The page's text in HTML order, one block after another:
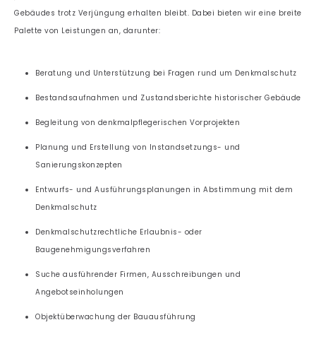
Gebäudes trotz Verjüngung erhalten bleibt. Dabei bieten wir eine breite
Palette von Leistungen an, darunter:
Beratung und Unterstützung bei Fragen rund um Denkmalschutz
Bestandsaufnahmen und Zustandsberichte historischer Gebäude
Begleitung von denkmalpflegerischen Vorprojekten
Planung und Erstellung von Instandsetzungs- und
Sanierungskonzepten
Entwurfs- und Ausführungsplanungen in Abstimmung mit dem
Denkmalschutz
Denkmalschutzrechtliche Erlaubnis- oder
Baugenehmigungsverfahren
Suche ausführender Firmen, Ausschreibungen und
Angebotseinholungen
Objektüberwachung der Bauausführung